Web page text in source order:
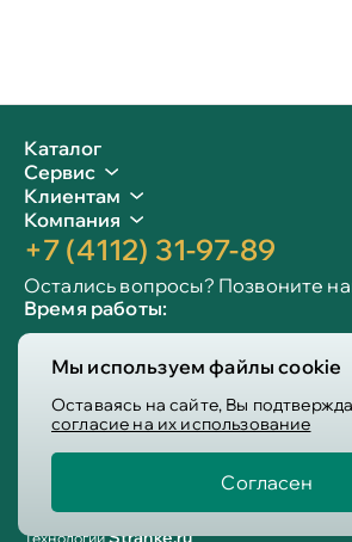
Мы используем файлы cookie
Оставаясь на сайте, Вы
согласие на их использование
Согласен
Каталог
Сервис
Клиентам
Компания
+7 (4112) 31-97-89
Остались вопросы? Позвоните
Время работы:
Сб-вс: 10:00 - 19:00
Info@victoria-mebel.ru
Пользовательское соглашение
ТехнологииStranke.ru